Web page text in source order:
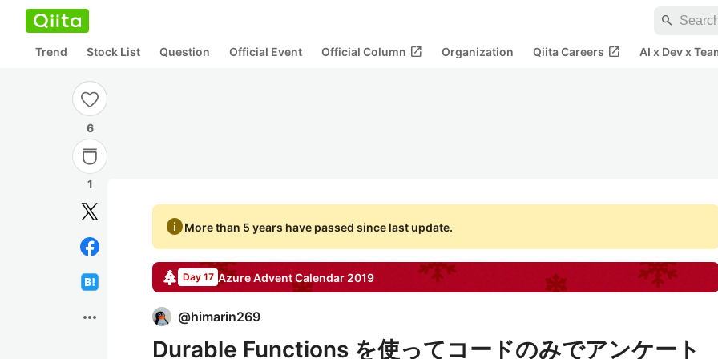
search
Trend Stock List Question Official Event Official Column open_in_new Organization Qiita Careers open_in_new AI x Dev x
6
1
more_horiz
infoMore than 5 years have passed since last update.
Day 17 AzureAdvent Calendar 2019
@himarin269
Durable Functions を使ってコードのみでアンケート